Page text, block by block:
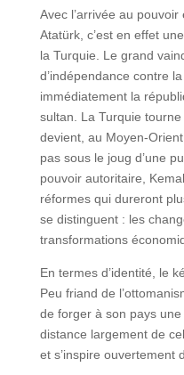
Avec l’arrivée au
Atatürk, c’est en effet
la Turquie. Le grand
d’indépendance contre
immédiatement la
sultan. La Turquie
devient, au Moyen-
pas sous le joug d’une
pouvoir autoritaire,
réformes qui dureront
se distinguent : les
transformations
En termes d’identité, le
Peu friand de
de forger à son pays
distance largement de
et s’inspire ouvertement